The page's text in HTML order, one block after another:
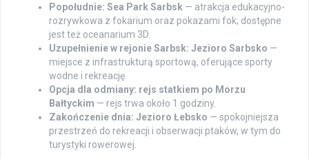
Popołudnie: Sea Park Sarbsk — atrakcja edukacyjno-
rozrywkowa z fokarium oraz pokazami fok; dostępne
jest też oceanarium 3D.
Uzupełnienie w rejonie Sarbsk: Jezioro Sarbsko —
miejsce z infrastrukturą sportową, oferujące sporty
wodne i rekreację.
Opcja dla odmiany: rejs statkiem po Morzu
Bałtyckim — rejs trwa około 1 godziny.
Zakończenie dnia: Jezioro Łebsko — spokojniejsza
przestrzeń do rekreacji i obserwacji ptaków, w tym do
turystyki rowerowej.